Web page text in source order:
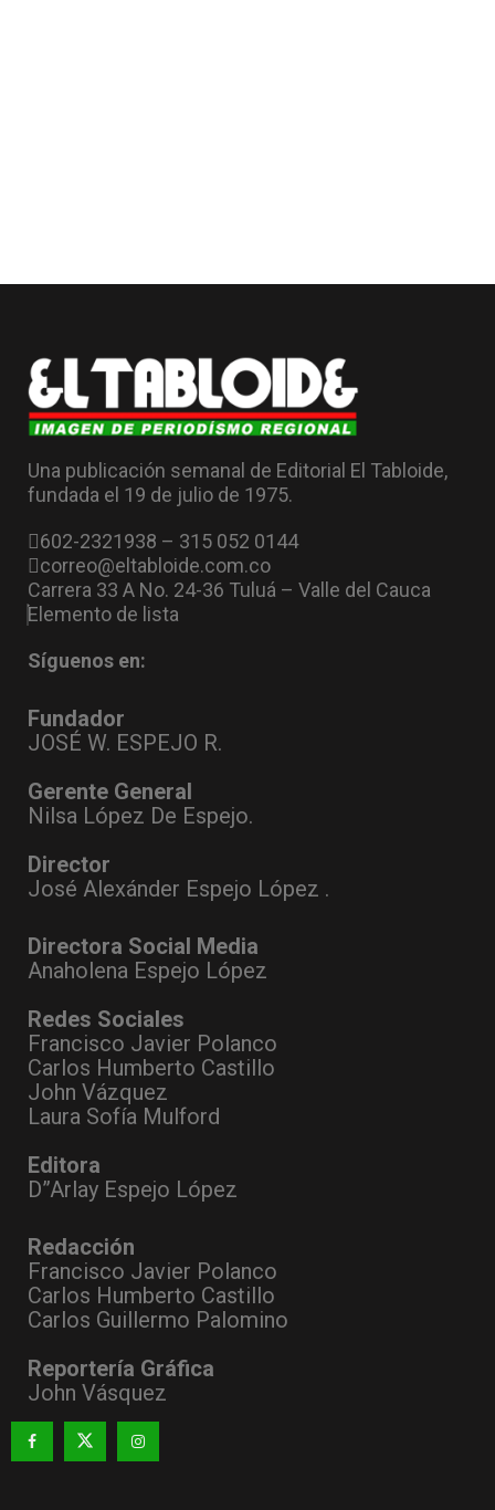
Una publicación semanal de Editorial El Tabloide,
fundada el 19 de julio de 1975.
602-2321938 – 315 052 0144
correo@eltabloide.com.co
Carrera 33 A No. 24-36 Tuluá – Valle del Cauca
Elemento de lista
Síguenos en:
Fundador
JOSÉ W. ESPEJO R.
Gerente General
Nilsa López De Espejo.
Director
José Alexánder Espejo López .
Directora Social Media
Anaholena Espejo López
Redes Sociales
Francisco Javier Polanco
Carlos Humberto Castillo
John Vázquez
Laura Sofía Mulford
Editora
D”Arlay Espejo López
Redacción
Francisco Javier Polanco
Carlos Humberto Castillo
Carlos Guillermo Palomino
Reportería Gráfica
John Vásquez